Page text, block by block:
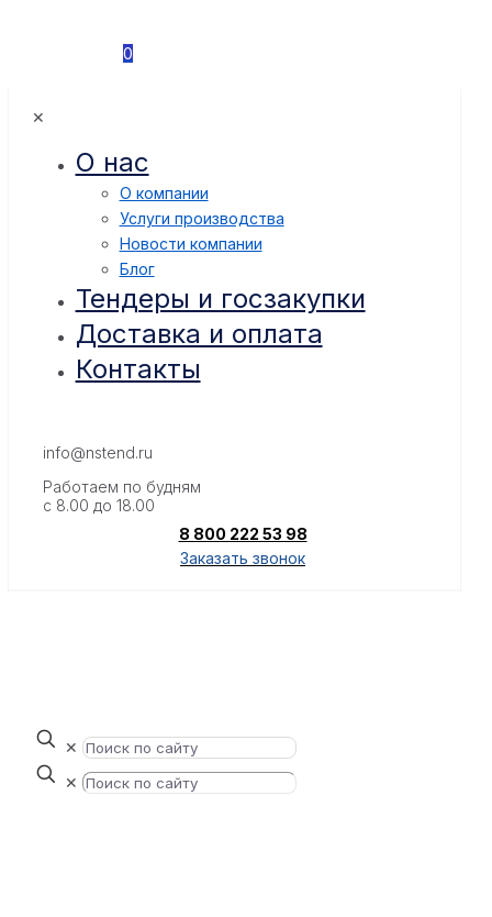
0
✕
О нас
О компании
Услуги производства
Новости компании
Блог
Тендеры и госзакупки
Доставка и оплата
Контакты
info@nstend.ru
Работаем по будням
с 8.00 до 18.00
8 800 222 53 98
Заказать звонок
✕
✕